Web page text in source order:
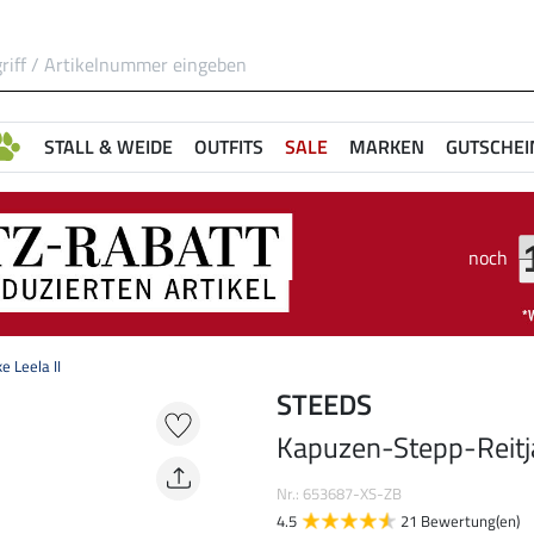
STALL & WEIDE OUTFITS SALE MARKEN
noch
Leela II
STEEDS
Kapuzen-Stepp-
Nr.: 653687-XS-ZB
4.5
21 Bewertung(en)